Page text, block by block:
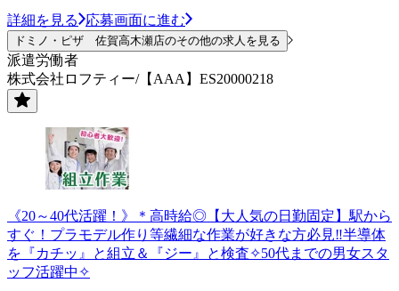
詳細を見る 応募画面に進む
ドミノ・ピザ 佐賀高木瀬店のその他の求人を見る
派遣労働者
株式会社ロフティー/【AAA】ES20000218
《20～40代活躍！》＊高時給◎【大人気の日勤固定】駅から
すぐ！プラモデル作り等繊細な作業が好きな方必見‼半導体
を『カチッ』と組立＆『ジー』と検査✧50代までの男女スタ
ッフ活躍中✧